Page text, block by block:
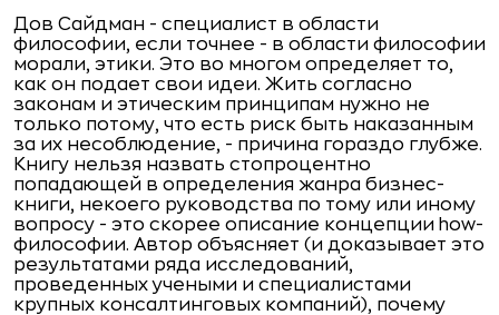
Дов Сайдман - специалист в области
философии, если точнее - в области философии
морали, этики. Это во многом определяет то,
как он подает свои идеи. Жить согласно
законам и этическим принципам нужно не
только потому, что есть риск быть наказанным
за их несоблюдение, - причина гораздо глубже.
Книгу нельзя назвать стопроцентно
попадающей в определения жанра бизнес-
книги, некоего руководства по тому или иному
вопросу - это скорее описание концепции how-
философии. Автор объясняет (и доказывает это
результатами ряда исследований,
проведенных учеными и специалистами
крупных консалтинговых компаний), почему